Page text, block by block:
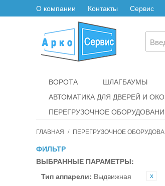
О компании Контакты Сервис
ВОРОТА ШЛАГБАУМЫ
АВТОМАТИКА ДЛЯ ДВЕРЕЙ И
ПЕРЕГРУЗОЧНОЕ
ГЛАВНАЯ / ПЕРЕГРУЗОЧНОЕ
ФИЛЬТР
ВЫБРАННЫЕ ПАРАМЕТРЫ:
Тип аппарели: Выдвижная